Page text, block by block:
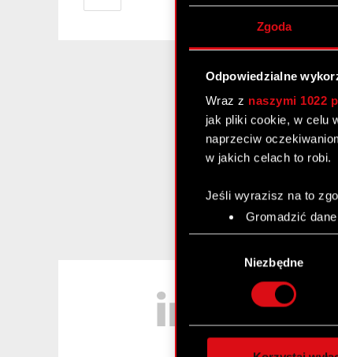
Zgoda
Odpowiedzialne
Wraz z naszymi 1022
jak pliki cookie, w celu
naprzeciw
w jakich celach to robi.
Jeśli wyrazisz na to
Gromadzić
Identyfikować
Dowiedz się więcej
szczegółów . W
Wykorzystujemy pliki
Niezbędne